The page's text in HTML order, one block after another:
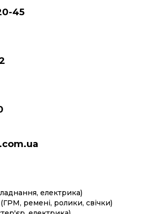
електрика)
ремені, ролики, свічки)
45